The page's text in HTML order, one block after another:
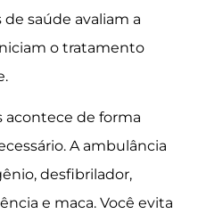
saúde avaliam a
o tratamento
acontece de forma
A ambulância
desfibrilador,
e maca. Você evita